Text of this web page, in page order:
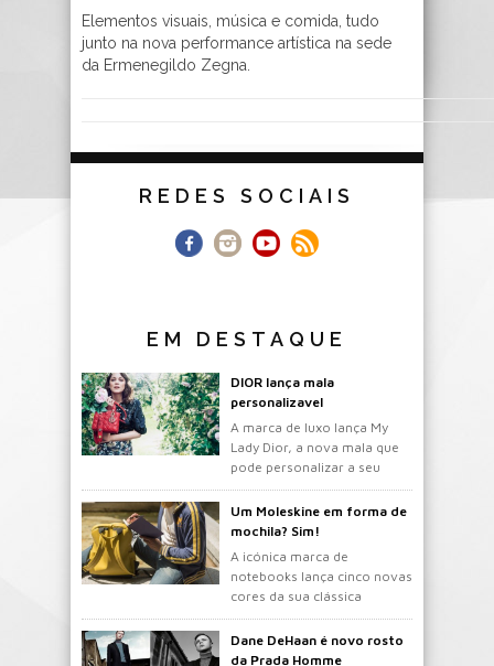
Elementos visuais, música e comida, tudo
junto na nova performance artística na sede
da Ermenegildo Zegna.
REDES SOCIAIS
EM DESTAQUE
DIOR lança mala
personalizavel
A marca de luxo lança My
Lady Dior, a nova mala que
pode personalizar a seu
gosto.
Um Moleskine em forma de
mochila? Sim!
A icónica marca de
notebooks lança cinco novas
cores da sua clássica
mochila.
Dane DeHaan é novo rosto
da Prada Homme